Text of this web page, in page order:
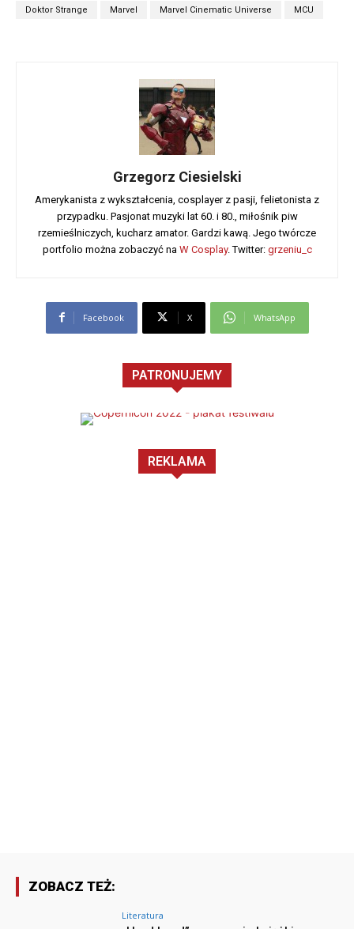
Doktor Strange Marvel Marvel Cinematic Universe MCU
Grzegorz Ciesielski
Amerykanista z wykształcenia, cosplayer z pasji, felietonista z
przypadku. Pasjonat muzyki lat 60. i 80., miłośnik piw
rzemieślniczych, kucharz amator. Gardzi kawą. Jego twórcze
portfolio można zobaczyć na W Cosplay. Twitter: grzeniu_c
Facebook X WhatsApp
PATRONUJEMY
REKLAMA
ZOBACZ TEŻ:
Literatura